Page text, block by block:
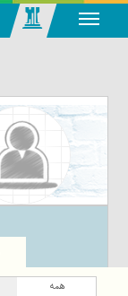
تحلیلی بازار
سرمایه
همه